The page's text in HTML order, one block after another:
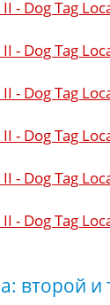
второй и